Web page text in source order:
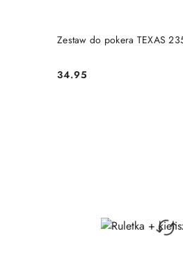
Zestaw do pokera TEXAS
Cena:
34.95
PRODUKT